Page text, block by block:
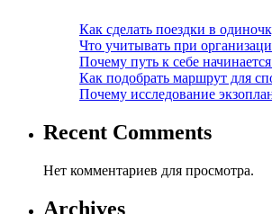
Как сделать поездки в
Что учитывать при
Почему путь к себе
Как подобрать маршрут для
Почему исследование
Recent Comments
Нет комментариев для просмотра.
Archives